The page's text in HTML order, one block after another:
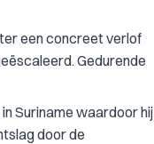
een concreet verlof
Gedurende
Suriname waardoor hij
door de